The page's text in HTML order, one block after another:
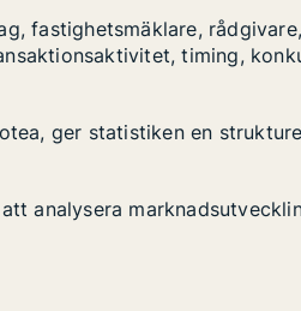
fastighetsmäklare,
timing,
ger statistiken en
analysera